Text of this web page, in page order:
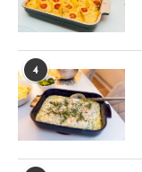
4